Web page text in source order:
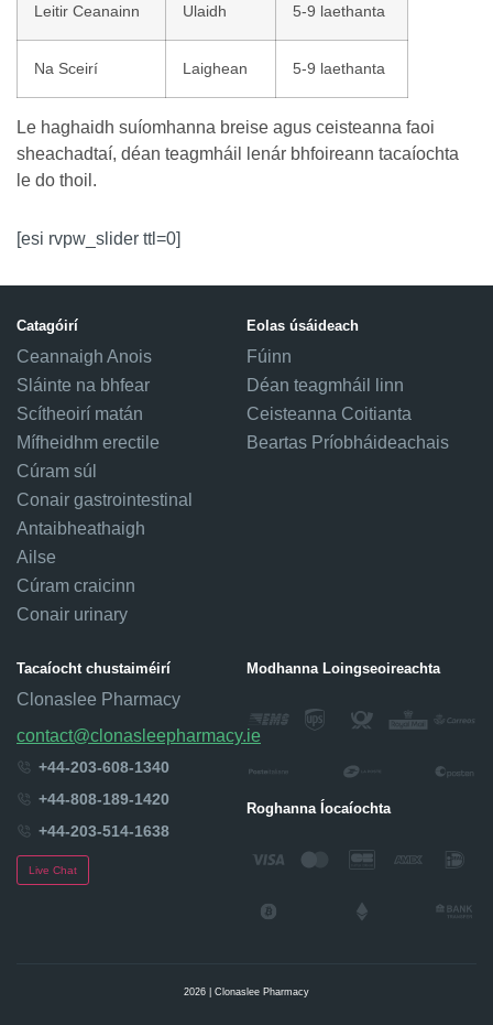
Leitir Ceanainn Ulaidh 5-9 laethanta
Na Sceirí Laighean 5-9 laethanta
Le haghaidh suíomhanna breise agus ceisteanna faoi
sheachadtaí, déan teagmháil lenár bhfoireann tacaíochta
le do thoil.
[esi rvpw_slider ttl=0]
Catagóirí
Ceannaigh Anois
Sláinte na bhfear
Scítheoirí matán
Mífheidhm erectile
Cúram súl
Conair gastrointestinal
Antaibheathaigh
Ailse
Cúram craicinn
Conair urinary
Eolas úsáideach
Fúinn
Déan teagmháil linn
Ceisteanna Coitianta
Beartas Príobháideachais
Tacaíocht chustaiméirí
Clonaslee Pharmacy
contact@clonasleepharmacy.ie
+44-203-608-1340
+44-808-189-1420
+44-203-514-1638
Live Chat
Modhanna Loingseoireachta
Roghanna Íocaíochta
2026 | Clonaslee Pharmacy